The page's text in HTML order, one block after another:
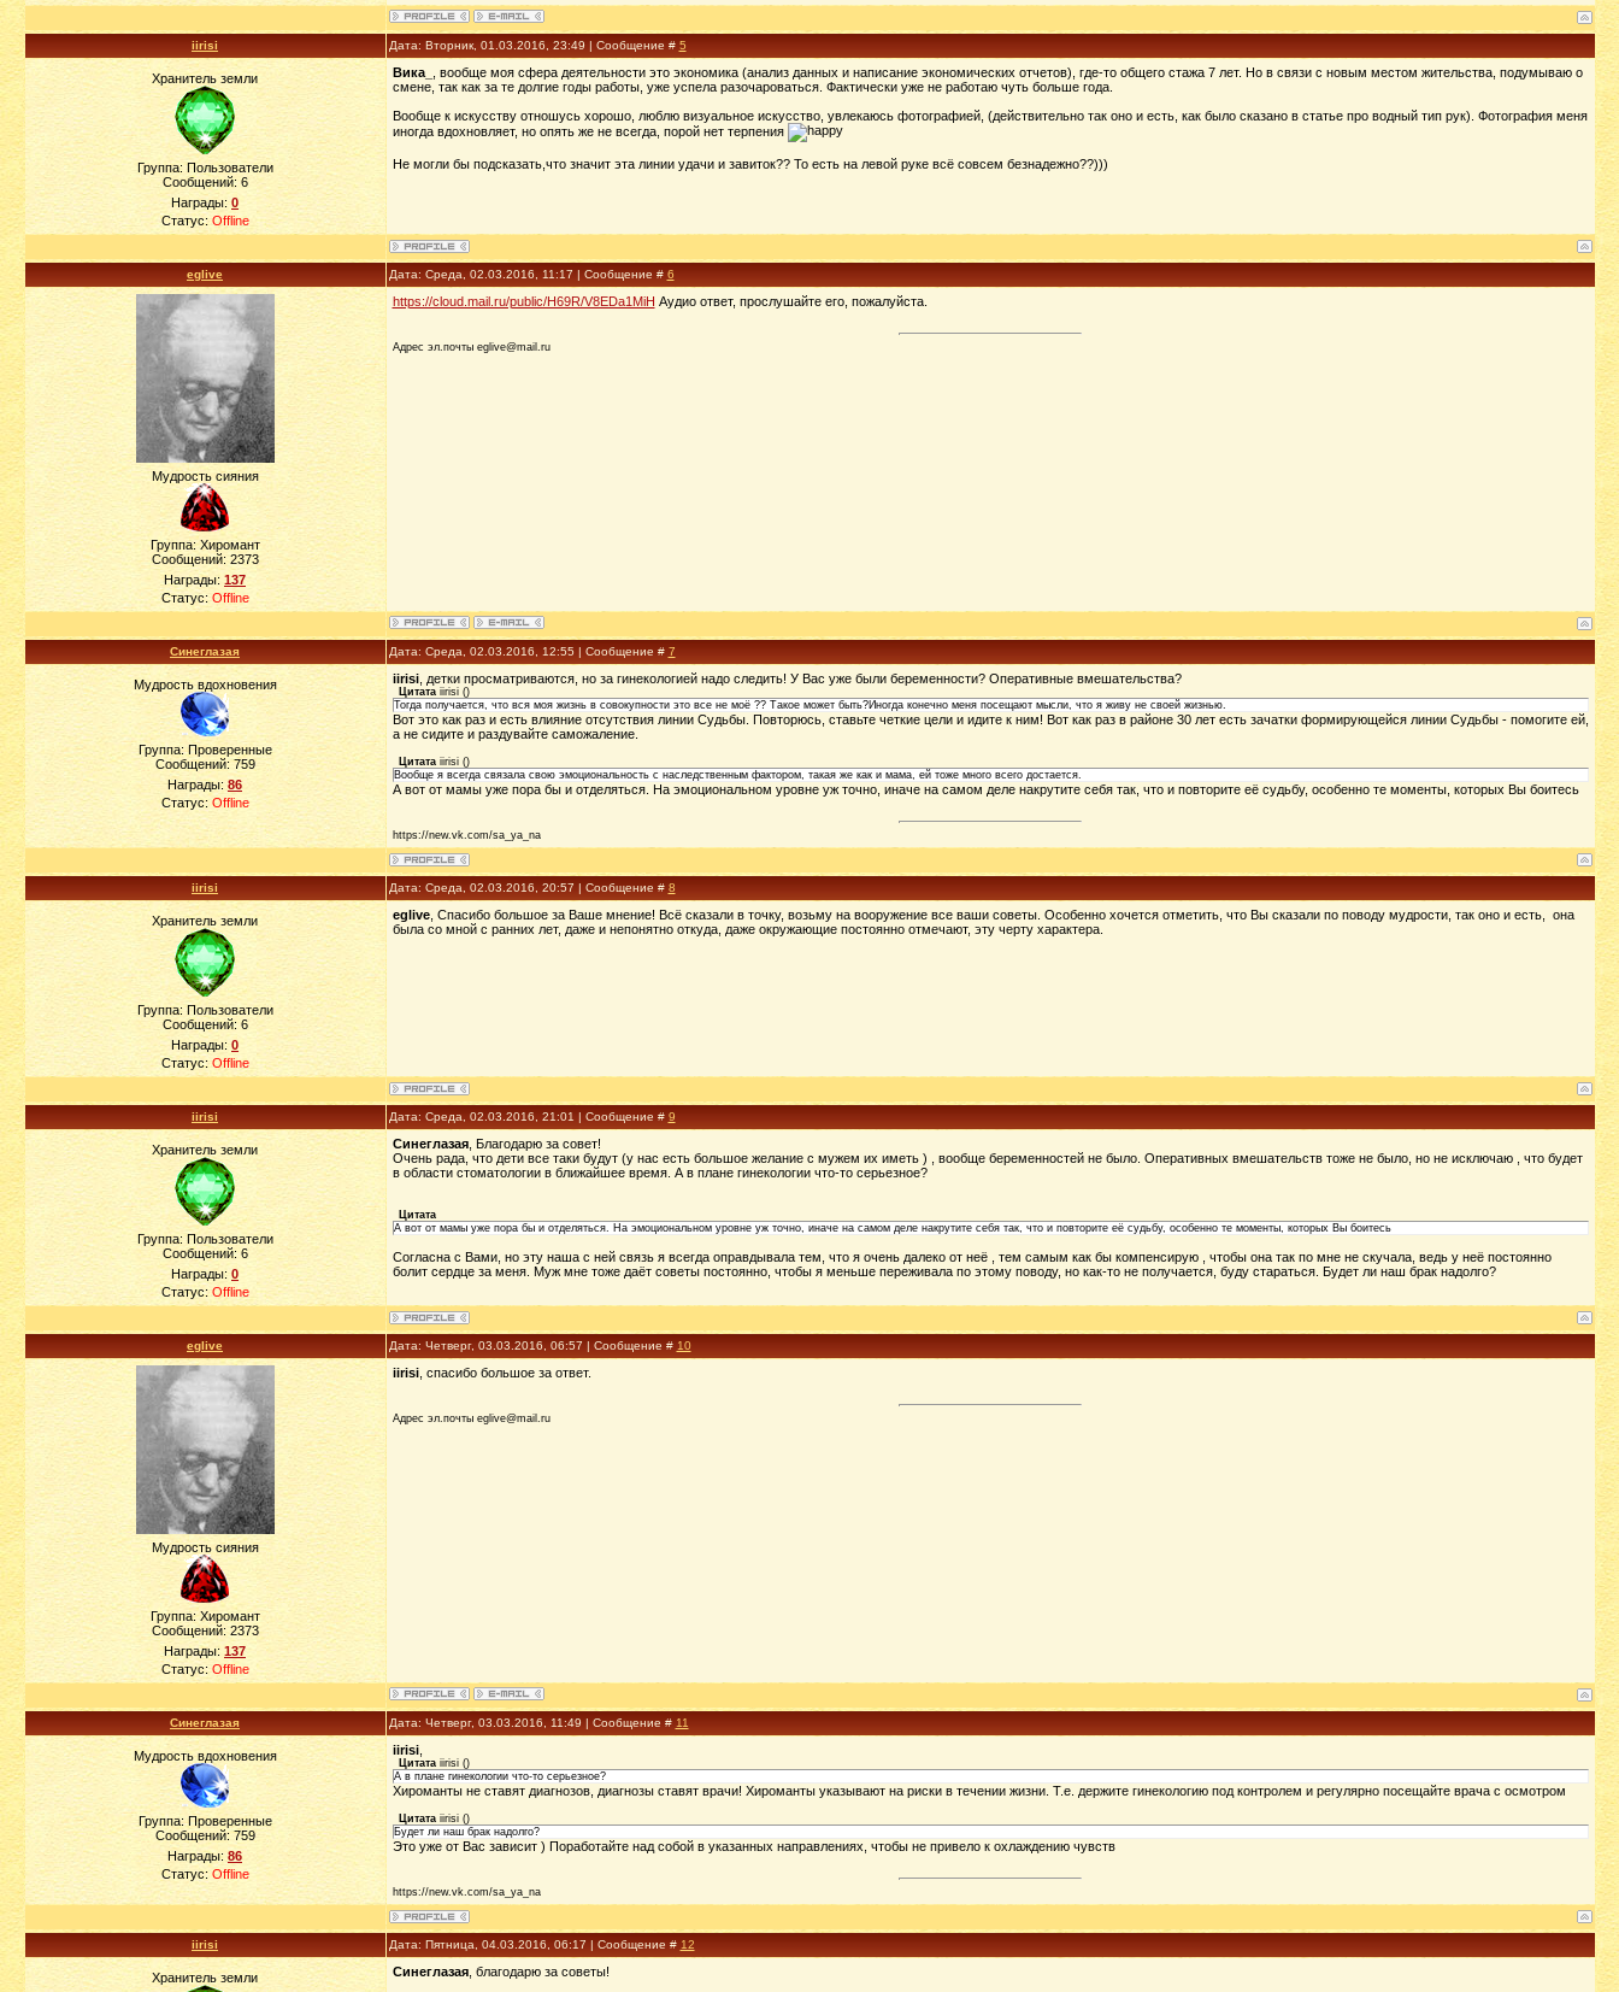
iirisi Дата: Вторник, 01.03.2016, 23:49 | Сообщение # 5
Хранитель земли
Группа: Пользователи
Сообщений: 6
Награды: 0
Статус: Offline
Вика_
, вообще моя сфера деятельности это экономика (анализ данных и написание экономических отчетов), где-то общего стажа 7 лет. Но в связи с новым местом жительства, подумываю о
смене, так как за те долгие годы работы, уже успела разочароваться. Фактически уже не работаю чуть больше года.
Вообще к искусству отношусь хорошо, люблю визуальное искусство, увлекаюсь фотографией, (действительно так оно и есть, как было сказано в статье про водный тип рук). Фотография меня
иногда вдохновляет, но опять же не всегда, порой нет терпения
Не могли бы подсказать,что значит эта линии удачи и завиток?? То есть на левой руке всё совсем безнадежно??)))
eglive Дата: Среда, 02.03.2016, 11:17 | Сообщение # 6
Мудрость сияния
Группа: Хиромант
Сообщений: 2373
Награды: 137
Статус: Offline
https://cloud.mail.ru/public/H69R/V8EDa1MiH Аудио ответ, прослушайте его, пожалуйста.
Адрес эл.почты eglive@mail.ru
Синеглазая Дата: Среда, 02.03.2016, 12:55 | Сообщение # 7
Мудрость вдохновения
Группа: Проверенные
Сообщений:759
Награды: 86
Статус: Offline
iirisi, детки просматриваются, но за гинекологией надо следить! У Вас уже были беременности? Оперативные вмешательства?
Цитата iirisi()
Тогда получается, что вся моя жизнь в совокупности это все не моё ?? Такое может быть?Иногда конечно меня посещают мысли, что я живу не своей жизнью.
Вот это как раз и есть влияние отсутствия линии Судьбы. Повторюсь, ставьте четкие цели и идите к ним! Вот как раз в районе 30 лет есть зачатки формирующейся линии Судьбы - помогите ей,
а не сидите и раздувайте саможаление.
Цитата iirisi()
Вообще я всегда связала свою эмоциональность с наследственным фактором, такая же как и мама, ей тоже много всего достается.
А вот от мамы уже пора бы и отделяться. На эмоциональном уровне уж точно, иначе на самом деле накрутите себя так, что и повторите её судьбу, особенно те моменты, которых Вы боитесь
https://new.vk.com/sa_ya_na
iirisi Дата: Среда, 02.03.2016, 20:57 | Сообщение # 8
Хранитель земли
Группа: Пользователи
Сообщений: 6
Награды: 0
Статус: Offline
eglive, Спасибо большое за Ваше мнение! Всё сказали в точку, возьму на вооружение все ваши советы. Особенно хочется отметить, что Вы сказали по поводу мудрости, так оно и есть, она
была со мной с ранних лет, даже и непонятно откуда, даже окружающие постоянно отмечают, эту черту характера.
iirisi Дата: Среда, 02.03.2016, 21:01 | Сообщение # 9
Хранитель земли
Группа: Пользователи
Сообщений: 6
Награды: 0
Статус: Offline
Синеглазая, Благодарю за совет!
Очень рада, что дети все таки будут (у нас есть большое желание с мужем их иметь ) , вообще беременностей не было. Оперативных вмешательств тоже не было, но не исключаю , что будет
в области стоматологии в ближайшее время. А в плане гинекологии что-то серьезное?
Цитата
А вот от мамы уже пора бы и отделяться. На эмоциональном уровне уж точно, иначе на самом деле накрутите себя так, что и повторите её судьбу, особенно те моменты, которых Вы боитесь
Согласна с Вами, но эту наша с ней связь я всегда оправдывала тем, что я очень далеко от неё , тем самым как бы компенсирую , чтобы она так по мне не скучала, ведь у неё постоянно
болит сердце за меня. Муж мне тоже даёт советы постоянно, чтобы я меньше переживала по этому поводу, но как-то не получается, буду стараться. Будет ли наш брак надолго?
eglive Дата: Четверг, 03.03.2016, 06:57 | Сообщение # 10
Мудрость сияния
Группа: Хиромант
Сообщений: 2373
Награды: 137
Статус: Offline
iirisi, спасибо большое за ответ.
Адрес эл.почты eglive@mail.ru
Синеглазая Дата: Четверг, 03.03.2016, 11:49 | Сообщение # 11
Мудрость вдохновения
Группа: Проверенные
Сообщений:759
Награды: 86
Статус: Offline
iirisi,
Цитата iirisi()
А в плане гинекологии что-то серьезное?
Хироманты не ставят диагнозов, диагнозы ставят врачи! Хироманты указывают на риски в течении жизни. Т.е. держите гинекологию под контролем и регулярно посещайте врача с осмотром
Цитата iirisi()
Будет ли наш брак надолго?
Это уже от Вас зависит ) Поработайте над собой в указанных направлениях, чтобы не привело к охлаждению чувств
https://new.vk.com/sa_ya_na
iirisi Дата: Пятница, 04.03.2016, 06:17 | Сообщение # 12
Хранитель земли Синеглазая, благодарю за советы!